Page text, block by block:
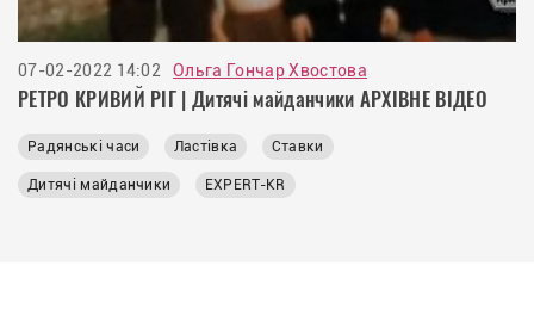
07-02-2022 14:02 Ольга Гончар Хвостова
РЕТРО КРИВИЙ РІГ | Дитячі майданчики АРХІВНЕ ВІДЕО
Радянські часи Ластівка Ставки
Дитячі майданчики EXPERT-KR